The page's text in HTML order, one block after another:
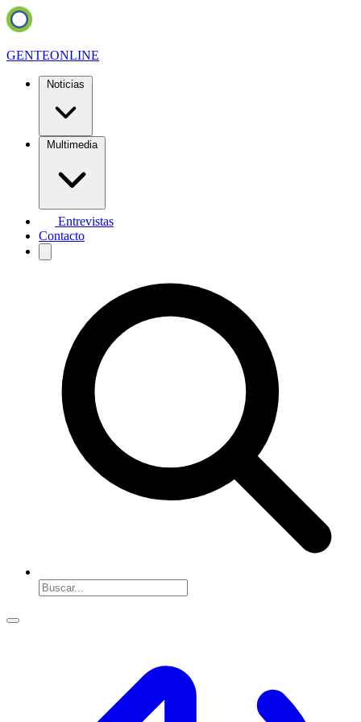
GENTEONLINE
Noticias
Multimedia
Entrevistas
Contacto